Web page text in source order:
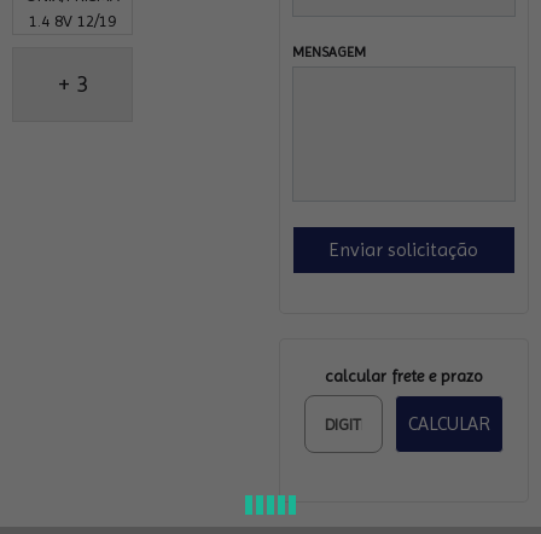
+ 3
MENSAGEM
Enviar solicitação
calcular frete e prazo
CALCULAR